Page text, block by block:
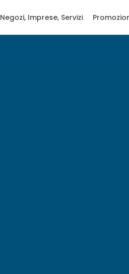
Negozi, Imprese, Servizi